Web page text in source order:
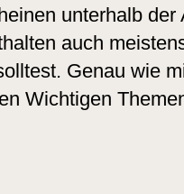
unterhalb der
auch
Genau wie
Wichtigen